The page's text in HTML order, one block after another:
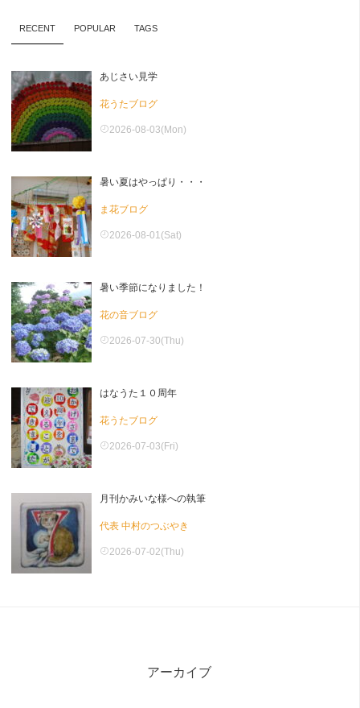
RECENT POPULAR TAGS
あじさい見学
花うたブログ
2026-08-03(Mon)
暑い夏はやっぱり・・・
ま花ブログ
2026-08-01(Sat)
暑い季節になりました！
花の音ブログ
2026-07-30(Thu)
はなうた１０周年
花うたブログ
2026-07-03(Fri)
月刊かみいな様への執筆
代表 中村のつぶやき
2026-07-02(Thu)
アーカイブ